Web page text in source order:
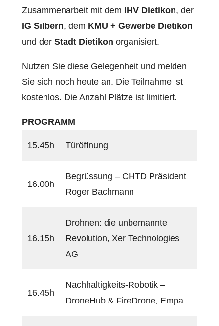
Zusammenarbeit mit dem IHV Dietikon, der
IG Silbern, dem KMU + Gewerbe Dietikon
und der Stadt Dietikon organisiert.
Nutzen Sie diese Gelegenheit und melden
Sie sich noch heute an. Die Teilnahme ist
kostenlos. Die Anzahl Plätze ist limitiert.
PROGRAMM
15.45h Türöffnung
16.00h
Begrüssung – CHTD Präsident
Roger Bachmann
16.15h
Drohnen: die unbemannte
Revolution, Xer Technologies
AG
16.45h
Nachhaltigkeits-Robotik –
DroneHub & FireDrone, Empa